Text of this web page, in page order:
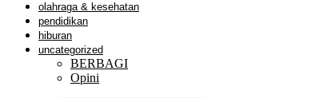
olahraga & kesehatan
pendidikan
hiburan
uncategorized
BERBAGI
Opini